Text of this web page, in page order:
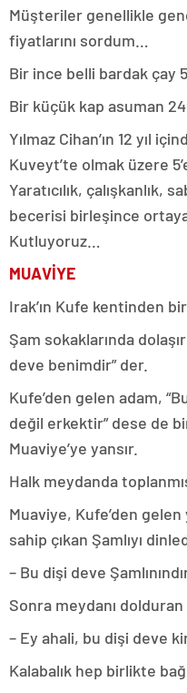
Müşteriler genellikle
fiyatlarını sordum…
Bir ince belli bardak çay
Bir küçük kap asuman
Yılmaz Cihan’ın 12 yıl
Kuveyt’te olmak üzere
Yaratıcılık, çalışkanlık,
becerisi birleşince ortaya
Kutluyoruz…
MUAVİYE
Irak’ın Kufe kentinden
Şam sokaklarında
deve benimdir” der.
Kufe’den gelen adam,
değil erkektir” dese de
Muaviye’ye yansır.
Halk meydanda
Muaviye, Kufe’den
sahip çıkan Şamlıyı
– Bu dişi deve
Sonra meydanı
– Ey ahali, bu dişi deve
Kalabalık hep birlikte